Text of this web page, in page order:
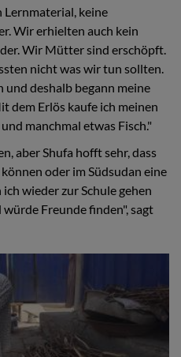
Lernmaterial, keine
Wir erhielten auch kein
Wir Mütter sind erschöpft.
nicht was wir tun sollten.
deshalb begann meine
dem Erlös kaufe ich meinen
manchmal etwas Fisch."
aber Shufa hofft sehr, dass
oder im Südsudan eine
wieder zur Schule gehen
Freunde finden", sagt